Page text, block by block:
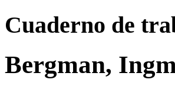
Cuaderno de
Bergman,